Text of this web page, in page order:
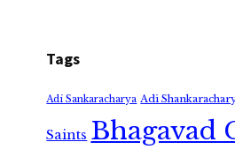
Tags
Adi Sankaracharya Adi
Saints Bhagavad